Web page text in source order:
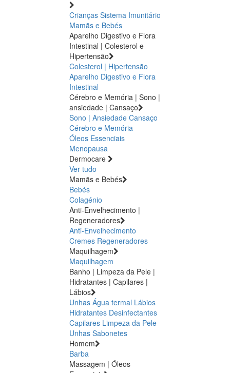
Crianças Sistema Imunitário
Mamãs e Bebés
Aparelho Digestivo e Flora
Intestinal | Colesterol e
Hipertensão
Colesterol | Hipertensão
Aparelho Digestivo e Flora
Intestinal
Cérebro e Memória | Sono |
ansiedade | Cansaço
Sono | Ansiedade Cansaço
Cérebro e Memória
Óleos Essenciais
Menopausa
Dermocare
Ver tudo
Mamãs e Bebés
Bebés
Colagénio
Anti-Envelhecimento |
Regeneradores
Anti-Envelhecimento
Cremes Regeneradores
Maquilhagem
Maquilhagem
Banho | Limpeza da Pele |
Hidratantes | Capilares |
Lábios
Unhas Água termal Lábios
Hidratantes Desinfectantes
Capilares Limpeza da Pele
Unhas Sabonetes
Homem
Barba
Massagem | Óleos